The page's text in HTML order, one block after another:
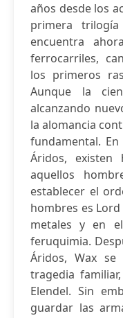
años desde los
primera
encuentra
ferrocarriles,
los primeros
Aunque la
alcanzando
la alomancia
fundamental.
Áridos, existen
aquellos
establecer el
hombres es
metales y en
feruquimia.
Áridos, Wax
tragedia
Elendel. Sin
guardar las